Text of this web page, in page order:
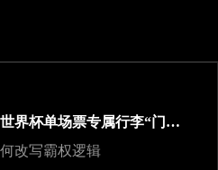
跨城观赛行李无忧：2026世界杯单场票专属行李“门到门”跨城速达方案
改写霸权逻辑